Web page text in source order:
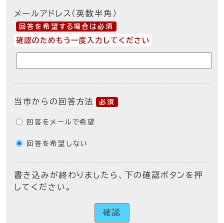
メールアドレス（英数半角）
回答を希望する場合は必須
確認のためもう一度入力してください
当市からの回答方法 必須
回答をメールで希望
回答を希望しない
書き込みが終わりましたら、下の確認ボタンを押
してください。
確認